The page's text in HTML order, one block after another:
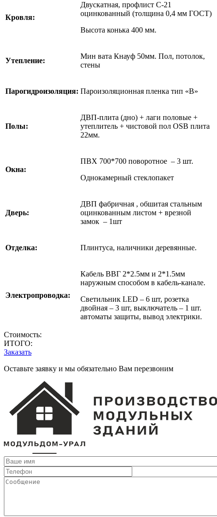
Кровля:
Двускатная, профлист С-21
оцинкованный (толщина 0,4 мм ГОСТ)
Высота конька 400 мм.
Утепление:
Мин вата Кнауф 50мм. Пол, потолок,
стены
Парогидроизоляция: Пароизоляционная пленка тип «В»
Полы:
ДВП-плита (дно) + лаги половые +
утеплитель + чистовой пол OSB плита
22мм.
Окна:
ПВХ 700*700 поворотное – 3 шт.
Однокамерный стеклопакет
Дверь:
ДВП фабричная , обшитая стальным
оцинкованным листом + врезной
замок – 1шт
Отделка: Плинтуса, наличники деревянные.
Электропроводка:
Кабель ВВГ 2*2.5мм и 2*1.5мм
наружным способом в кабель-канале.
Светильник LED – 6 шт, розетка
двойная – 3 шт, выключатель – 1 шт.
автоматы защиты, вывод электрики.
Стоимость:
ИТОГО:
Заказать
Оставьте заявку и мы обязательно Вам перезвоним